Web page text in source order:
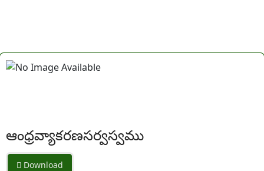
ఆంధ్రవ్యాకరణసర్వస్వము
Download